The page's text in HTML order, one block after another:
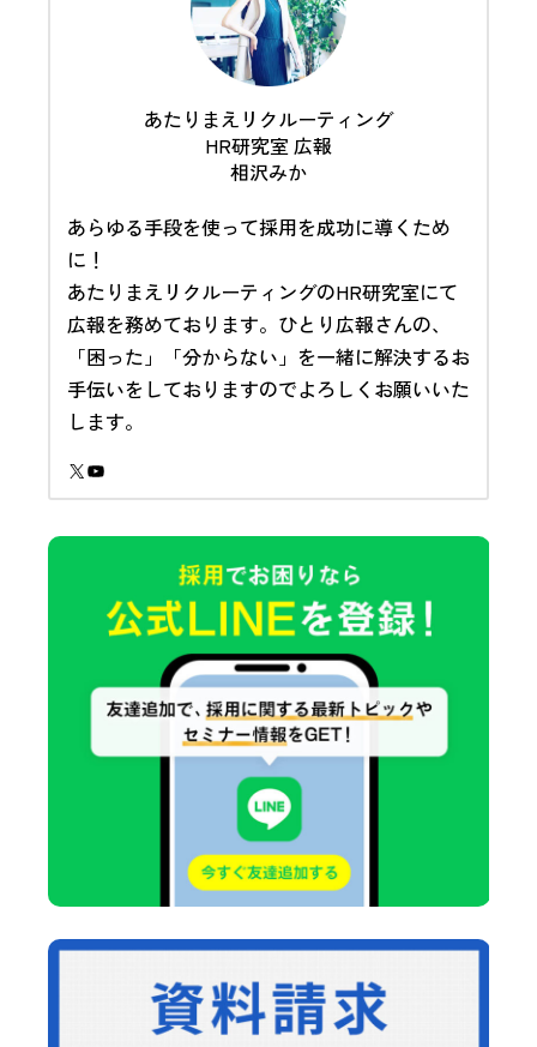
あたりまえリクルーティング
HR研究室 広報
相沢みか
あらゆる手段を使って採用を成功に導くため
に！
あたりまえリクルーティングのHR研究室にて
広報を務めております。ひとり広報さんの、
「困った」「分からない」を一緒に解決するお
手伝いをしておりますのでよろしくお願いいた
します。
X YouTube